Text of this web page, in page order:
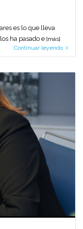
es lo que lleva
ha pasado e [más]
Continuar leyendo